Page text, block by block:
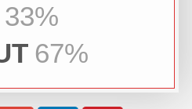
33%
67%